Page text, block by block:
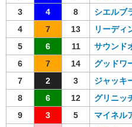
3
4 8 シエルブ
4
7 13 リーディ
5
6 11 サウンド
6
7 14 グッドワ
7
2 3 ジャッキ
8
6 12 グリニッ
9
3 5 マイネル